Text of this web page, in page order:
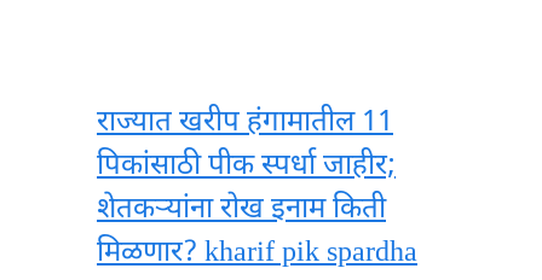
राज्यात खरीप हंगामातील 11
पिकांसाठी पीक स्पर्धा जाहीर;
शेतकऱ्यांना रोख इनाम किती
मिळणार? kharif pik spardha